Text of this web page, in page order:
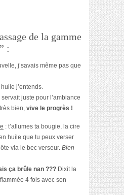
de la gamme
:
j’savais même pas que
j’entends.
juste pour l’ambiance
bien, vive le progrès !
: t’allumes ta bougie, la cire
huile que tu peux verser
via le bec verseur. Bien
ça brûle nan ??? Dixit la
4 fois avec son